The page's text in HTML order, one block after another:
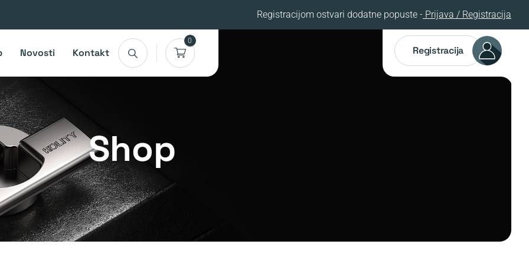
Registracijom ostvari dodatne popuste - Prijava / Registracija
Novosti Kontakt
0
Registracija
Shop